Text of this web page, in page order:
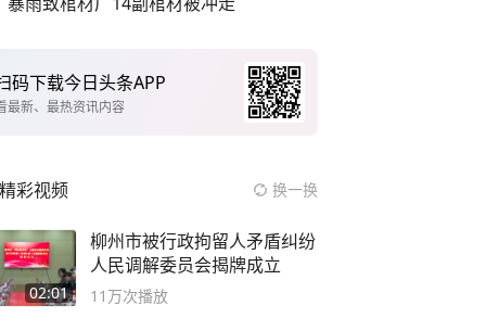
码下载今日头条APP
最新、最热资讯内容
精彩视频 换一换
02:01
柳州市被行政拘留人矛盾纠纷
人民调解委员会揭牌成立
11万次播放